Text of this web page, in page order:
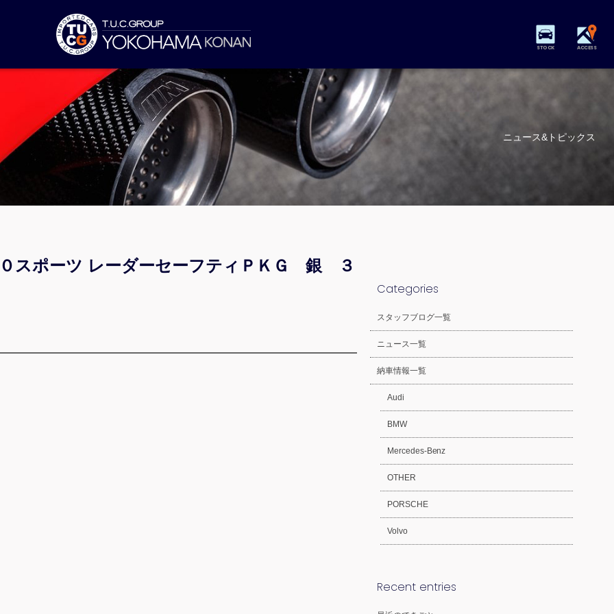
STOCK ACCESS
ニュース&トピックス
スポーツ レーダーセーフティＰＫＧ 銀 ３
Categories
スタッフブログ一覧
ニュース一覧
納車情報一覧
Audi
BMW
Mercedes-Benz
OTHER
PORSCHE
Volvo
Recent entries